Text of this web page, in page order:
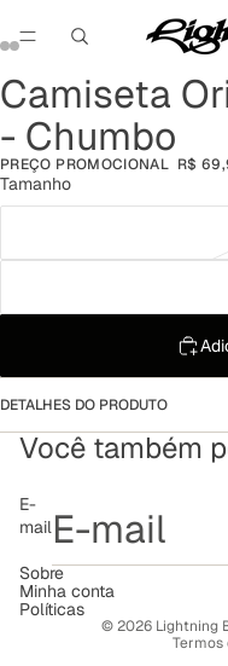
Abrir
imagem
tela
cheia
Abrir
imagem
tela
cheia
Abrir
imagem
tela
cheia
Abrir
imagem
tela
cheia
Camiseta
- Chumbo
PREÇO PROMOCIONAL R$
Tamanho
DETALHES DO PRODUTO
Você também
E-
mail
Sobre
Minha conta
Políticas
© 2026 Lightning
Política de
Termos de serviço
Política de frete